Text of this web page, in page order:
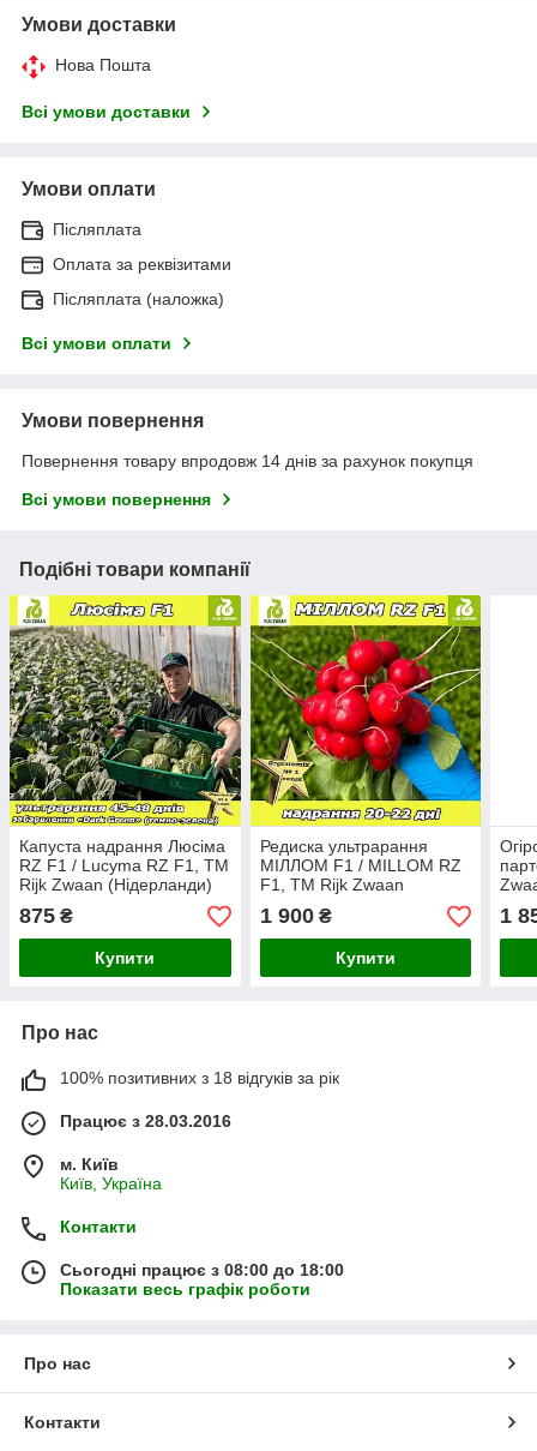
Умови доставки
Нова Пошта
Всі умови доставки
Умови оплати
Післяплата
Оплата за реквізитами
Післяплата (наложка)
Всі умови оплати
Умови повернення
Повернення товару впродовж 14 днів за рахунок покупця
Всі умови повернення
Подібні товари компанії
Капуста надрання Люсіма
RZ F1 / Lucyma RZ F1, ТМ
Rijk Zwaan (Нідерланди)
875 ₴
Купити
Редиска ультрарання
МІЛЛОМ F1 / MILLOM RZ
F1, ТМ Rijk Zwaan
(Нідерланди), 25 000
насінин
1 900₴
Купити
1
Про нас
100% позитивних з 18 відгуків за рік
Працює з 28.03.2016
м. Київ
Київ, Україна
Контакти
Сьогодні працює з 08:00 до 18:00
Показати весь графік роботи
Про нас
Контакти